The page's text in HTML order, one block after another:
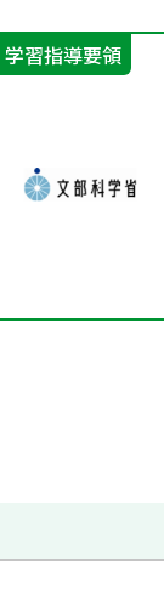
学習指導要領